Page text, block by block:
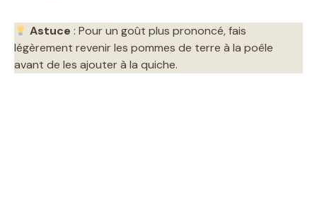
y
V
Astuce: Pour un goût plus prononcé, fais
légèrement revenir les pommes de terre à la poêle
avant de les ajouter à la quiche.